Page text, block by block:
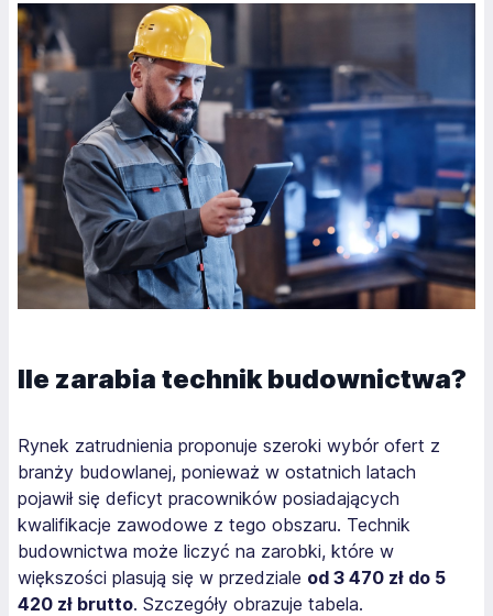
Ile zarabia technik budownictwa?
Rynek zatrudnienia proponuje szeroki wybór ofert z
branży budowlanej, ponieważ w ostatnich latach
pojawił się deficyt pracowników posiadających
kwalifikacje zawodowe z tego obszaru. Technik
budownictwa może liczyć na zarobki, które w
większości plasują się w przedziale od 3 470 zł do 5
420 zł brutto. Szczegóły obrazuje tabela.